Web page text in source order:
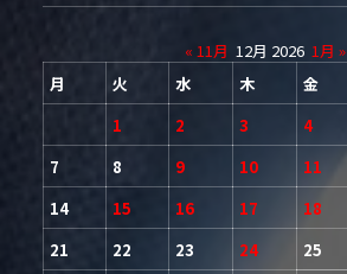
« 11月 12月 2026 1月 »
月
火 水 木 金
1
2 3 4
7
8 9 10 11
14
15 16 17 18
21
22 23 24 25